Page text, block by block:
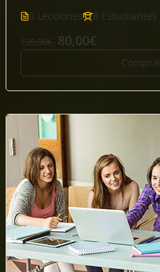
0 Lecciones 8 Estudiantes
120,00€ 80,00€